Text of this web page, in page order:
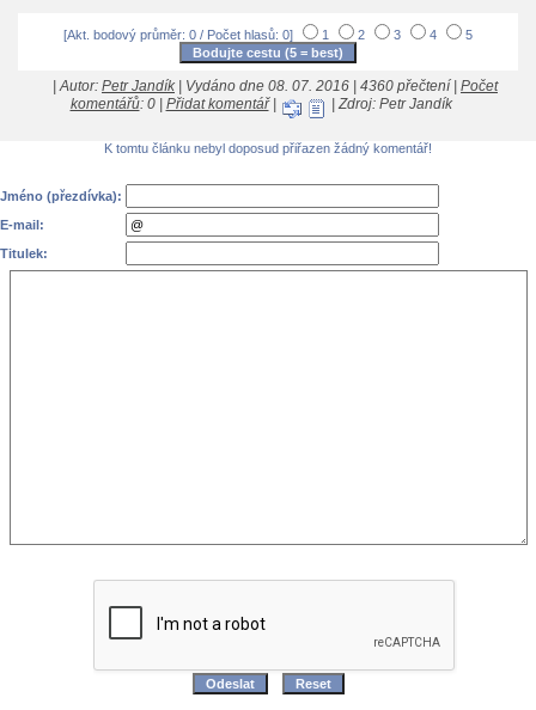
[Akt. bodový průměr: 0 / Počet hlasů: 0] 1 2 3 4 5
| Autor: Petr Jandík | Vydáno dne 08. 07. 2016 | 4360 přečtení | Počet
komentářů: 0 | Přidat komentář| | Zdroj: Petr Jandík
K tomtu článku nebyl doposud přiřazen žádný komentář!
Jméno (přezdívka):
E-mail:
Titulek: